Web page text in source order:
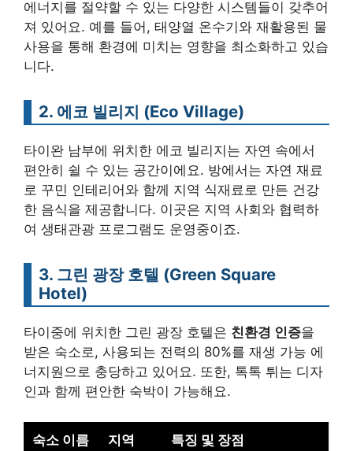
에너지를 절약할 수 있는 다양한 시스템들이 갖추어
져 있어요. 예를 들어, 태양열 온수기와 재활용된 물
사용을 통해 환경에 미치는 영향을 최소화하고 있습
니다.
2. 에코 빌리지 (Eco Village)
타이완 남부에 위치한 에코 빌리지는 자연 속에서
편안히 쉴 수 있는 공간이에요. 방에서는 자연 재료
로 꾸민 인테리어와 함께 지역 식재료로 만든 건강
한 음식을 제공합니다. 이곳은 지역 사회와 협력하
여 생태관광 프로그램도 운영중이죠.
3. 그린 광장 호텔 (Green Square
Hotel)
타이중에 위치한 그린 광장 호텔은 친환경 인증을
받은 숙소로, 사용되는 전력의 80%를 재생 가능 에
너지원으로 충당하고 있어요. 또한, 톡톡 튀는 디자
인과 함께 편안한 숙박이 가능해요.
숙소 이름 지역 특징 및 장점